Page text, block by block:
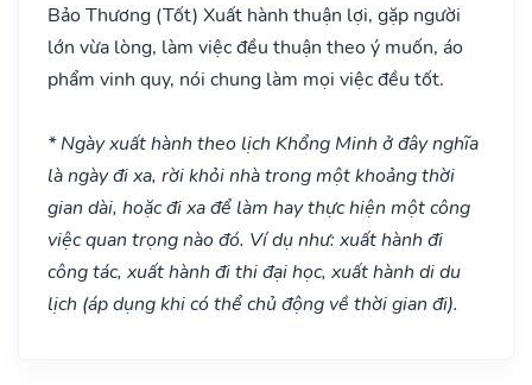
Bảo Thương (Tốt) Xuất hành thuận lợi, gặp người
lớn vừa lòng, làm việc đều thuận theo ý muốn, áo
phẩm vinh quy, nói chung làm mọi việc đều tốt.
* Ngày xuất hành theo lịch Khổng Minh ở đây nghĩa
là ngày đi xa, rời khỏi nhà trong một khoảng thời
gian dài, hoặc đi xa để làm hay thực hiện một công
việc quan trọng nào đó. Ví dụ như: xuất hành đi
công tác, xuất hành đi thi đại học, xuất hành di du
lịch (áp dụng khi có thể chủ động về thời gian đi).